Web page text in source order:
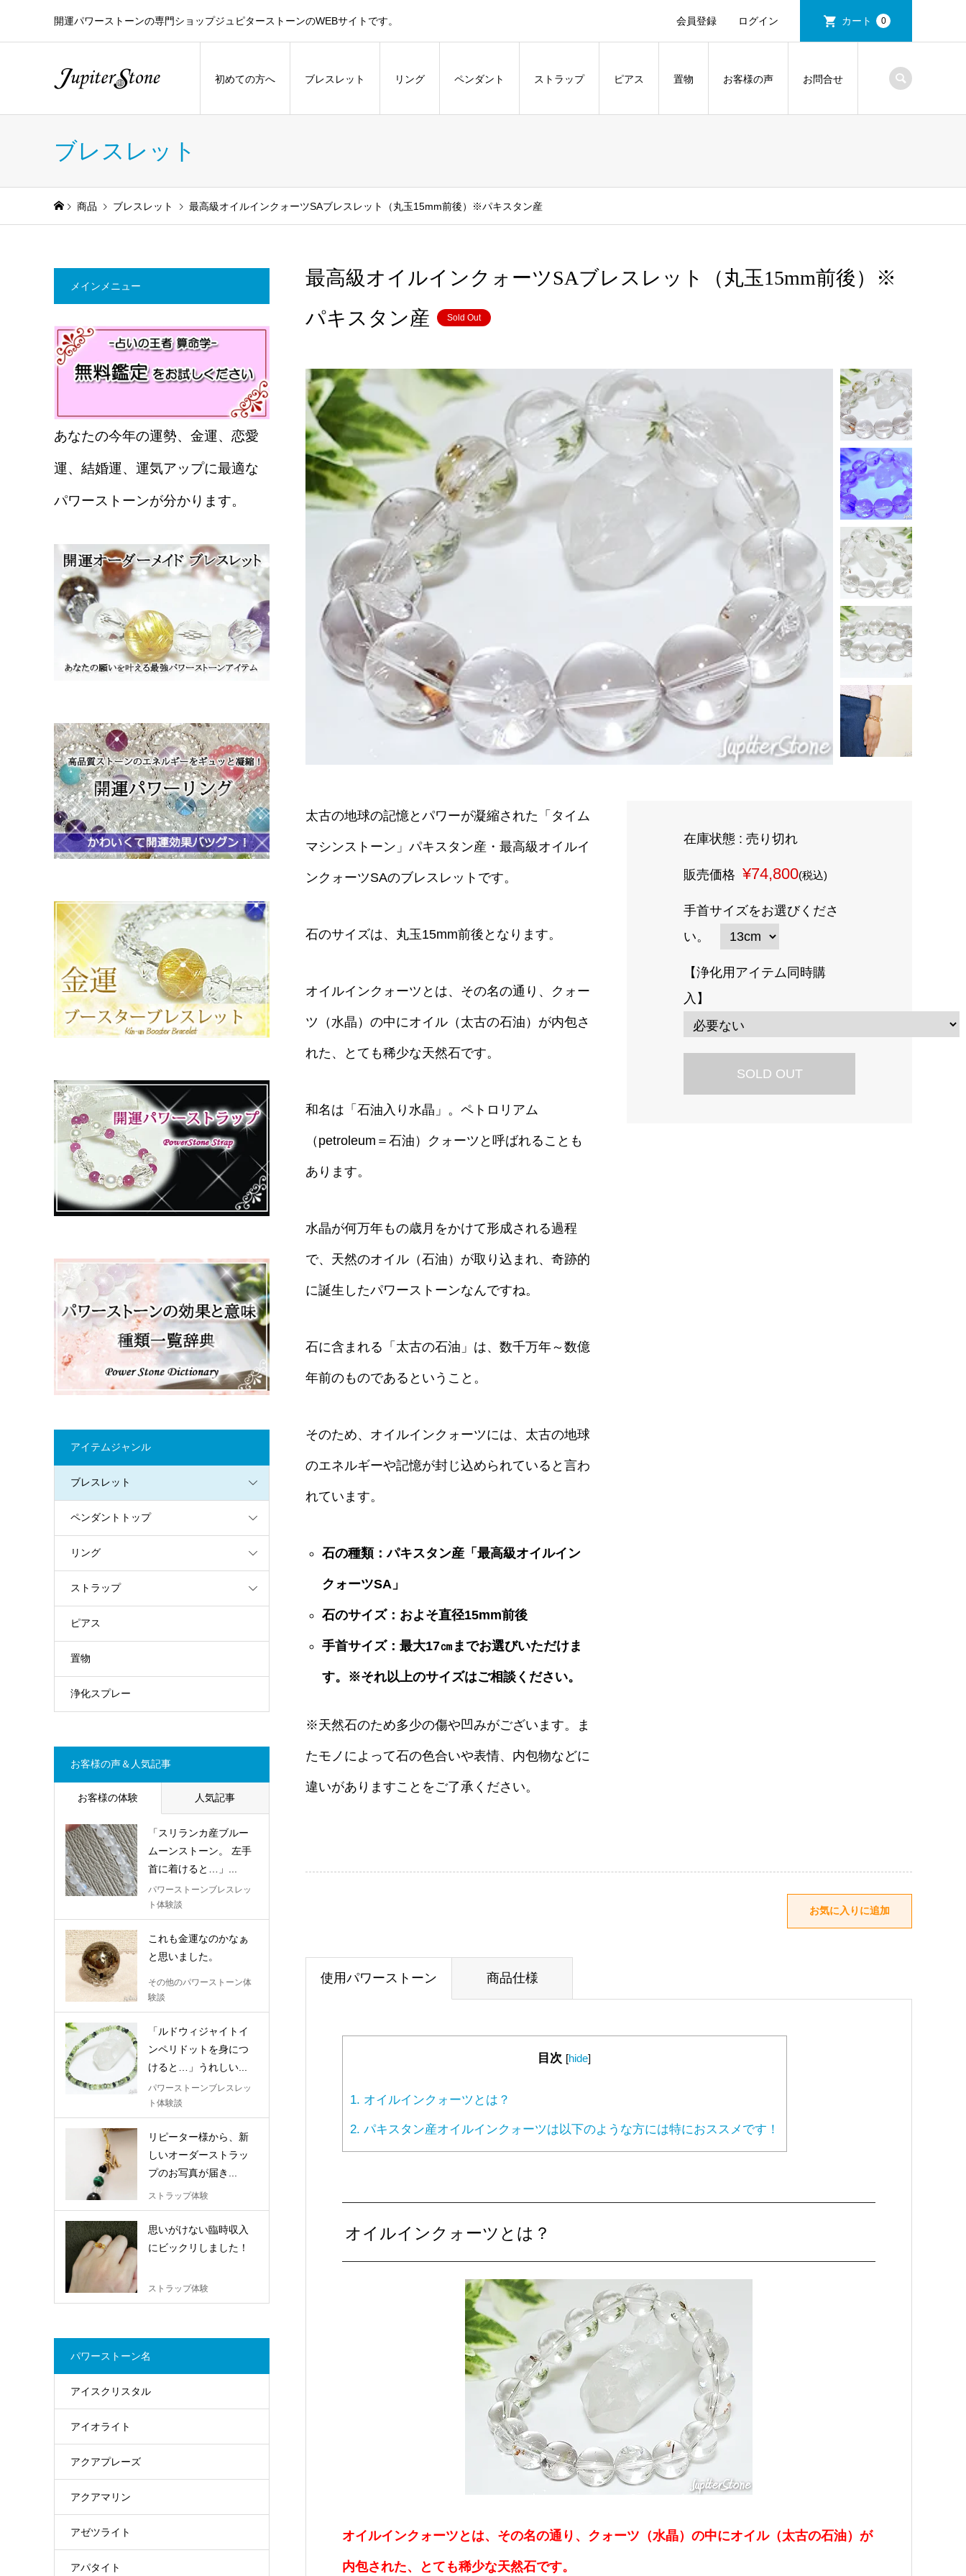
開運パワーストーンの専門ショップジュピターストーンのWEBサイトです。 会員登録 ログイン カート 0
初めての方へ ブレスレット リング ペンダント ストラップ ピアス 置物 お客様の声 お問合せ
ブレスレット
商品 ブレスレット 最高級オイルインクォーツSAブレスレット（丸玉15mm前後）※パキスタン産
最高級オイルインクォーツSAブレスレット（丸玉15mm前後）※
パキスタン産
Sold Out
太古の地球の記憶とパワーが凝縮された「タイム
マシンストーン」パキスタン産・最高級オイルイ
ンクォーツSAのブレスレットです。
石のサイズは、丸玉15mm前後となります。
オイルインクォーツとは、その名の通り、クォー
ツ（水晶）の中にオイル（太古の石油）が内包さ
れた、とても稀少な天然石です。
和名は「石油入り水晶」。ペトロリアム
（petroleum＝石油）クォーツと呼ばれることも
あります。
水晶が何万年もの歳月をかけて形成される過程
で、天然のオイル（石油）が取り込まれ、奇跡的
に誕生したパワーストーンなんですね。
石に含まれる「太古の石油」は、数千万年～数億
年前のものであるということ。
そのため、オイルインクォーツには、太古の地球
のエネルギーや記憶が封じ込められていると言わ
れています。
石の種類：パキスタン産「最高級オイルイン
クォーツSA」
石のサイズ：およそ直径15mm前後
手首サイズ：最大17㎝までお選びいただけま
す。※それ以上のサイズはご相談ください。
※天然石のため多少の傷や凹みがございます。ま
たモノによって石の色合いや表情、内包物などに
違いがありますことをご了承ください。
在庫状態 : 売り切れ
販売価格¥74,800(税込)
手首サイズをお選びくださ
い。
【浄化用アイテム同時購
入】
SOLD OUT
使用パワーストーン 商品仕様
目次 [hide]
1. オイルインクォーツとは？
2. パキスタン産オイルインクォーツは以下のような方には特におススメです！
オイルインクォーツとは？
オイルインクォーツとは、その名の通り、クォーツ（水晶）の中にオイル（太古の石油）が
内包された、とても稀少な天然石です。
メインメニュー
あなたの今年の運勢、金運、恋愛
運、結婚運、運気アップに最適な
パワーストーンが分かります。
アイテムジャンル
ブレスレット
ペンダントトップ
リング
ストラップ
ピアス
置物
浄化スプレー
お客様の声＆人気記事
お客様の体験 人気記事
「スリランカ産ブルー
ムーンストーン。 左手
首に着けると…」...
パワーストーンブレスレッ
ト体験談
これも金運なのかなぁ
と思いました。
その他のパワーストーン体
験談
「ルドウィジャイトイ
ンペリドットを身につ
けると…」うれしい...
パワーストーンブレスレッ
ト体験談
リピーター様から、新
しいオーダーストラッ
プのお写真が届き...
ストラップ体験
思いがけない臨時収入
にビックリしました！
ストラップ体験
パワーストーン名
アイスクリスタル
アイオライト
アクアプレーズ
アクアマリン
アゼツライト
アパタイト